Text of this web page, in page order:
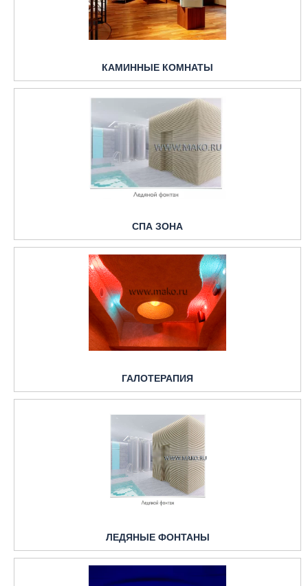
КАМИННЫЕ КОМНАТЫ
СПА ЗОНА
ГАЛОТЕРАПИЯ
ЛЕДЯНЫЕ ФОНТАНЫ